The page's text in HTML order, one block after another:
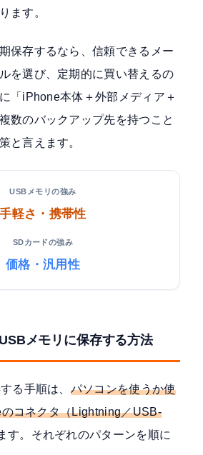
ます。
保存するなら、信頼できるメー
を選び、定期的に買い替えるの
「iPhone本体＋外部メディア＋
数のバックアップ先を持つこと
と言えます。
USBメモリの強み
手軽さ・携帯性
SDカードの強み
価格・汎用性
メモリに保存する方法
る手順は、 パソコンを使うか使
コネクタ（Lightning／USB-
す。それぞれのパターンを順に